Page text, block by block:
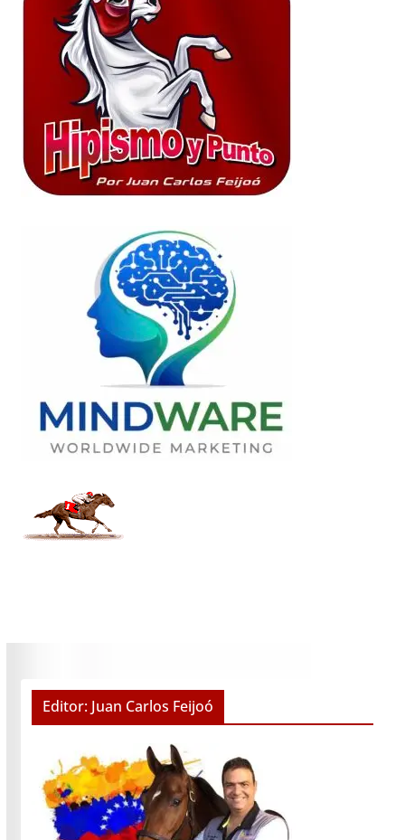
Editor: Juan Carlos Feijoó